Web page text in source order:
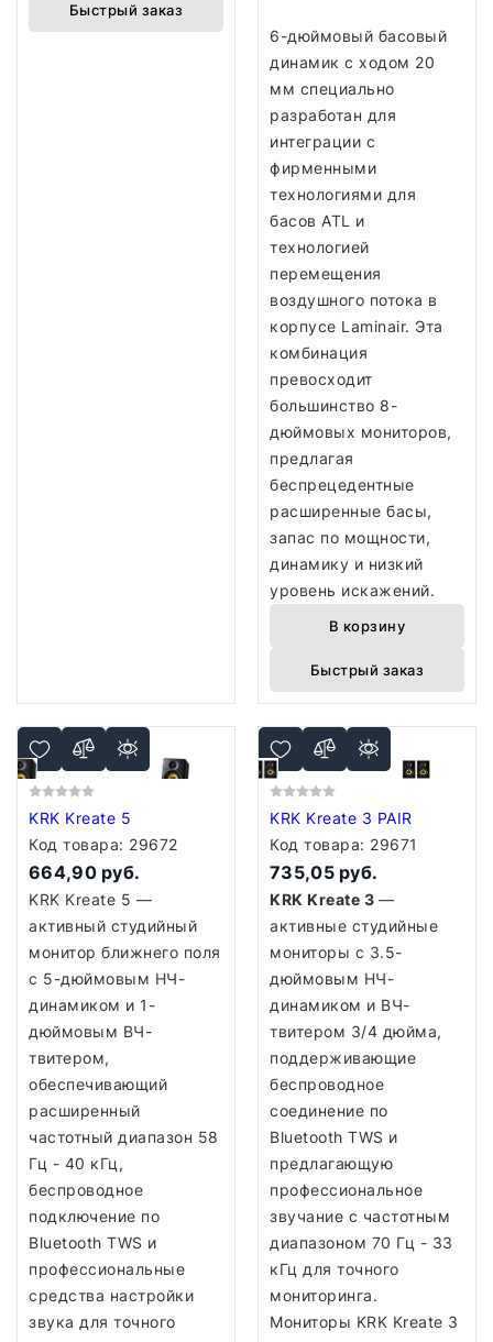
Быстрый заказ
6-дюймовый басовый
динамик с ходом 20
мм специально
разработан для
интеграции с
фирменными
технологиями для
басов ATL и
технологией
перемещения
воздушного потока в
корпусе Laminair. Эта
комбинация
превосходит
большинство 8-
дюймовых мониторов,
предлагая
беспрецедентные
расширенные басы,
запас по мощности,
динамику и низкий
уровень искажений.
В корзину
Быстрый заказ
KRK Kreate 5
Код товара: 29672
664,90 руб.
KRK Kreate 5 —
активный студийный
монитор ближнего поля
с 5-дюймовым НЧ-
динамиком и 1-
дюймовым ВЧ-
твитером,
обеспечивающий
расширенный
частотный диапазон 58
Гц - 40 кГц,
беспроводное
подключение по
Bluetooth TWS и
профессиональные
средства настройки
звука для точного
KRK Kreate 3 PAIR
Код товара: 29671
735,05 руб.
KRK Kreate 3 —
активные студийные
мониторы с 3.5-
дюймовым НЧ-
динамиком и ВЧ-
твитером 3/4 дюйма,
поддерживающие
беспроводное
соединение по
Bluetooth TWS и
предлагающую
профессиональное
звучание с частотным
диапазоном 70 Гц - 33
кГц для точного
мониторинга.
Мониторы KRK Kreate 3